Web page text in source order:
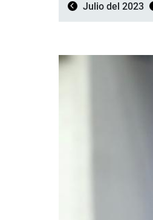
Julio del 2023